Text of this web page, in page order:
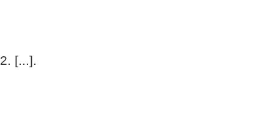
2. [...].